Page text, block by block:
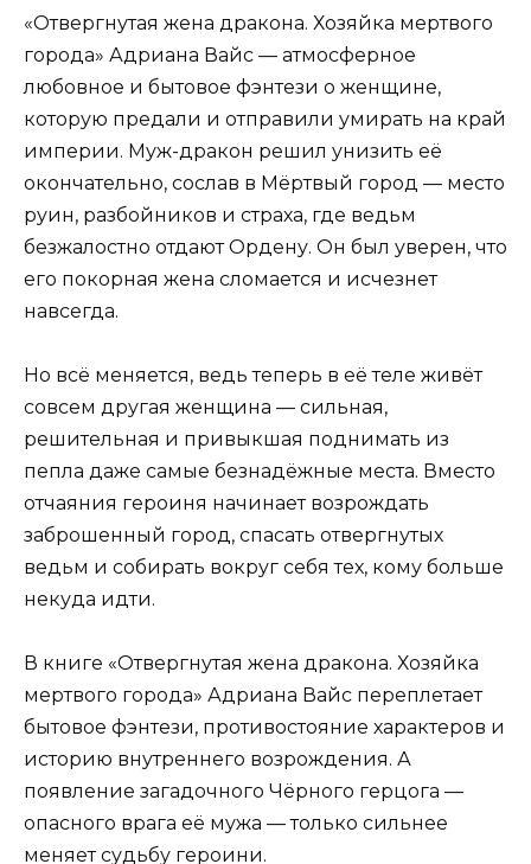
«Отвергнутая жена дракона. Хозяйка мертвого
города» Адриана Вайс — атмосферное
любовное и бытовое фэнтези о женщине,
которую предали и отправили умирать на край
империи. Муж-дракон решил унизить её
окончательно, сослав в Мёртвый город — место
руин, разбойников и страха, где ведьм
безжалостно отдают Ордену. Он был уверен, что
его покорная жена сломается и исчезнет
навсегда.
Но всё меняется, ведь теперь в её теле живёт
совсем другая женщина — сильная,
решительная и привыкшая поднимать из
пепла даже самые безнадёжные места. Вместо
отчаяния героиня начинает возрождать
заброшенный город, спасать отвергнутых
ведьм и собирать вокруг себя тех, кому больше
некуда идти.
В книге «Отвергнутая жена дракона. Хозяйка
мертвого города» Адриана Вайс переплетает
бытовое фэнтези, противостояние характеров и
историю внутреннего возрождения. А
появление загадочного Чёрного герцога —
опасного врага её мужа — только сильнее
меняет судьбу героини.